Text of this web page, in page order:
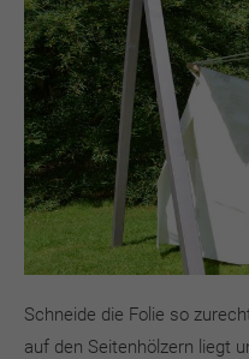
Schneide die Folie so
auf den Seitenhölzern liegt